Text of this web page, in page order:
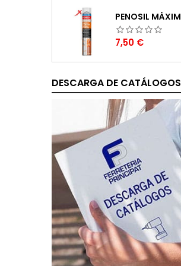
Precio
7,50 €
DESCARGA DE CATÁLOGOS